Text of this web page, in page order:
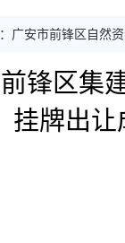
广安市前锋区自然
锋区集
挂牌出让